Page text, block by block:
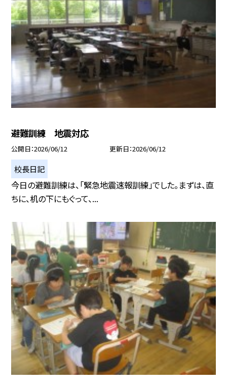
避難訓練 地震対応
公開日 2026/06/12 更新日 2026/06/12
校長日記
今日の避難訓練は、「緊急地震速報訓練」でした。まずは、直
ちに、机の下にもぐって、...